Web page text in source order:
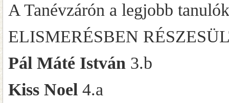
A Tanévzárón a legjobb
ELISMERÉSBEN
Pál Máté István 3.b
Kiss Noel 4.a